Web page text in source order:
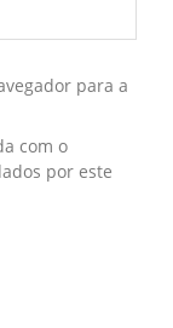
para a
com o
por este